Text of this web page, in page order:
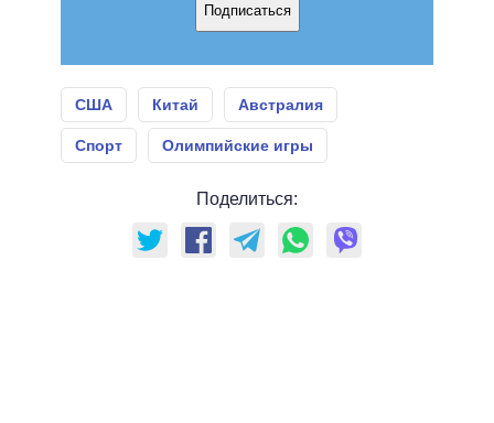
Подписаться
США Китай Австралия
Спорт Олимпийские игры
Поделиться: